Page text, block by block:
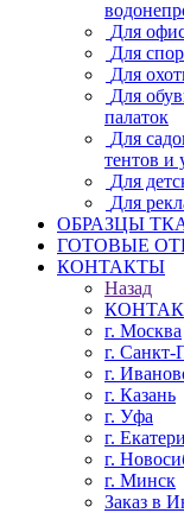
Для
Для
Для
Для
палаток
Для
тентов и
Для
Для
ОБРАЗЦЫ
ГОТОВЫЕ
КОНТАКТЫ
Назад
г. Москва
г. Санкт-
г.
г. Казань
г. Уфа
г.
г.
г. Минск
Заказ в